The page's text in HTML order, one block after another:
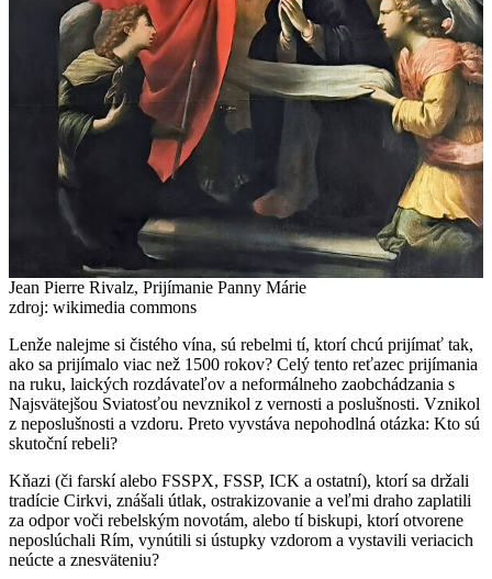
Jean Pierre Rivalz, Prijímanie Panny Márie
zdroj: wikimedia commons
Lenže nalejme si čistého vína, sú rebelmi tí, ktorí chcú prijímať tak,
ako sa prijímalo viac než 1500 rokov? Celý tento reťazec prijímania
na ruku, laických rozdávateľov a neformálneho zaobchádzania s
Najsvätejšou Sviatosťou nevznikol z vernosti a poslušnosti. Vznikol
z neposlušnosti a vzdoru. Preto vyvstáva nepohodlná otázka: Kto sú
skutoční rebeli?
Kňazi (či farskí alebo FSSPX, FSSP, ICK a ostatní), ktorí sa držali
tradície Cirkvi, znášali útlak, ostrakizovanie a veľmi draho zaplatili
za odpor voči rebelským novotám, alebo tí biskupi, ktorí otvorene
neposlúchali Rím, vynútili si ústupky vzdorom a vystavili veriacich
neúcte a znesväteniu?